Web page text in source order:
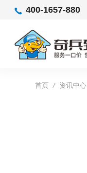
400-1657-880
首页 / 资讯中心